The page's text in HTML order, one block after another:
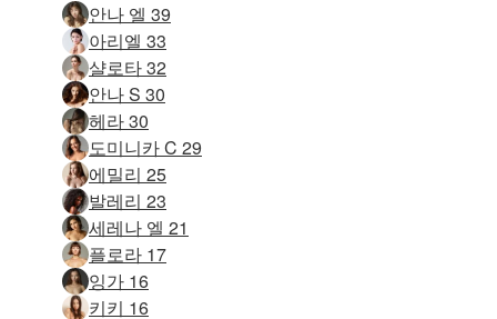
안나 엘 39
아리엘 33
샬로타 32
안나 S 30
헤라 30
도미니카 C 29
에밀리 25
발레리 23
세레나 엘 21
플로라 17
잉가 16
키키 16